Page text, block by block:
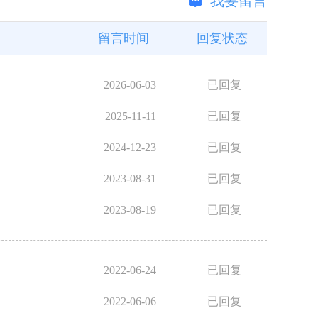
留言时间 回复状态
已回复
2026-06-03
已回复
2025-11-11
已回复
2024-12-23
已回复
2023-08-31
已回复
2023-08-19
已回复
2022-06-24
已回复
2022-06-06